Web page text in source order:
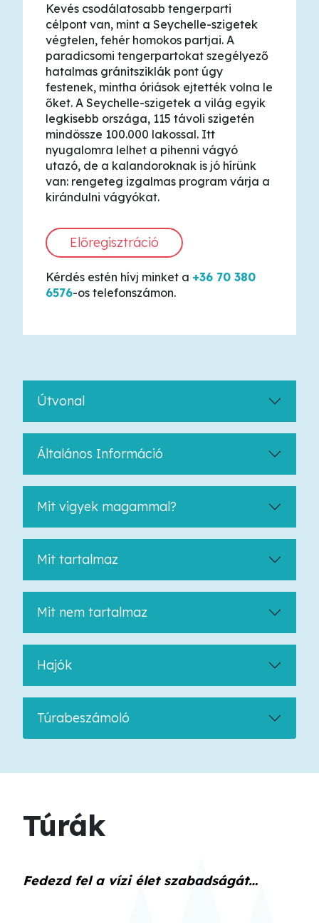
Kevés csodálatosabb tengerparti
célpont van, mint a Seychelle-szigetek
végtelen, fehér homokos partjai. A
paradicsomi tengerpartokat szegélyező
hatalmas gránitsziklák pont úgy
festenek, mintha óriások ejtették volna le
őket. A Seychelle-szigetek a világ egyik
legkisebb országa, 115 távoli szigetén
mindössze 100.000 lakossal. Itt
nyugalomra lelhet a pihenni vágyó
utazó, de a kalandoroknak is jó hírünk
van: rengeteg izgalmas program várja a
kirándulni vágyókat.
Előregisztráció
Kérdés estén hívj minket a +36 70 380
6576-os telefonszámon.
Útvonal
Általános Információ
Mit vigyek magammal?
Mit tartalmaz
Mit nem tartalmaz
Hajók
Túrabeszámoló
Túrák
Fedezd fel a vízi élet szabadságát…